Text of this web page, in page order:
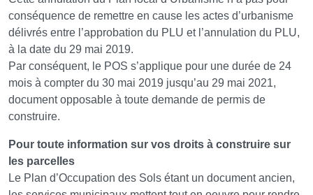
conséquence de remettre en cause les actes d’urbanisme
délivrés entre l’approbation du PLU et l’annulation du PLU,
à la date du 29 mai 2019.
Par conséquent, le POS s’applique pour une durée de 24
mois à compter du 30 mai 2019 jusqu’au 29 mai 2021,
document opposable à toute demande de permis de
construire.
Pour toute information sur vos droits à construire sur
les parcelles
Le Plan d’Occupation des Sols étant un document ancien,